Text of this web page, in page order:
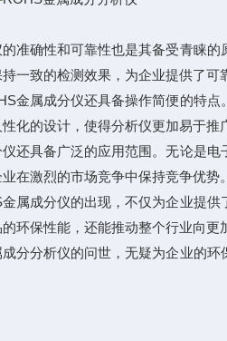
确性和可靠性也是其备受青睐的
一致的检测效果，为企业提供了可
属成分仪还具备操作简便的特点
化的设计，使得分析仪更加易于推
具备广泛的应用范围。无论是电
在激烈的市场竞争中保持竞争优势
成分仪的出现，不仅为企业提供
环保性能，还能推动整个行业向更
分析仪的问世，无疑为企业的环